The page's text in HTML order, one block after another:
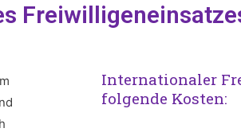
Internationaler
folgende Kosten: